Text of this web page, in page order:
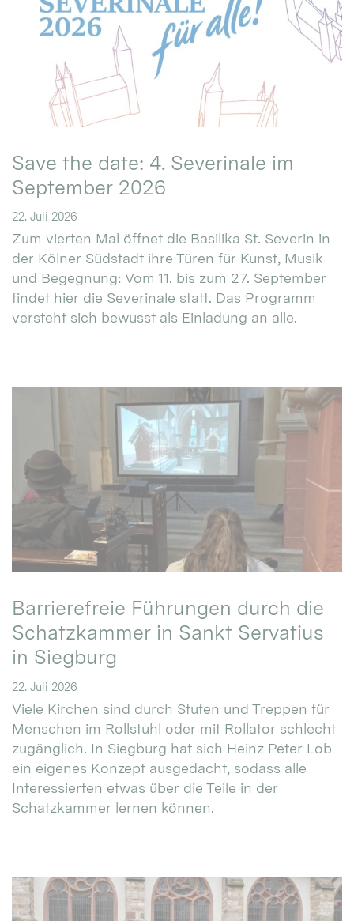
Save the date: 4. Severinale im
September 2026
22. Juli 2026
Zum vierten Mal öffnet die Basilika St. Severin in
der Kölner Südstadt ihre Türen für Kunst, Musik
und Begegnung: Vom 11. bis zum 27. September
findet hier die Severinale statt. Das Programm
versteht sich bewusst als Einladung an alle.
Barrierefreie Führungen durch die
Schatzkammer in Sankt Servatius
in Siegburg
22. Juli 2026
Viele Kirchen sind durch Stufen und Treppen für
Menschen im Rollstuhl oder mit Rollator schlecht
zugänglich. In Siegburg hat sich Heinz Peter Lob
ein eigenes Konzept ausgedacht, sodass alle
Interessierten etwas über die Teile in der
Schatzkammer lernen können.